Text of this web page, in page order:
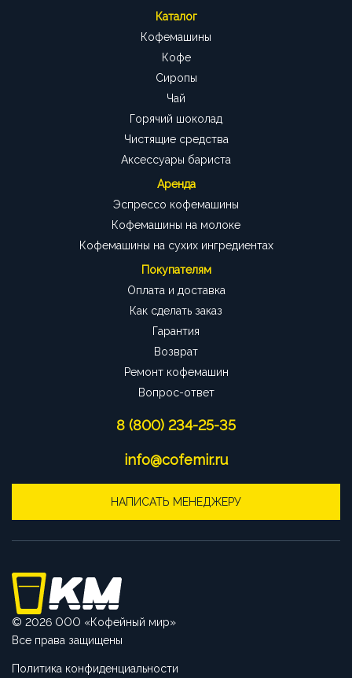
Каталог
Кофемашины
Кофе
Сиропы
Чай
Горячий шоколад
Чистящие средства
Аксессуары бариста
Аренда
Эспрессо кофемашины
Кофемашины на молоке
Кофемашины на сухих ингредиентах
Покупателям
Оплата и доставка
Как сделать заказ
Гарантия
Возврат
Ремонт кофемашин
Вопрос-ответ
8 (800) 234-25-35
info@cofemir.ru
НАПИСАТЬ МЕНЕДЖЕРУ
© 2026 ООО «Кофейный мир»
Все права защищены
Политика конфиденциальности